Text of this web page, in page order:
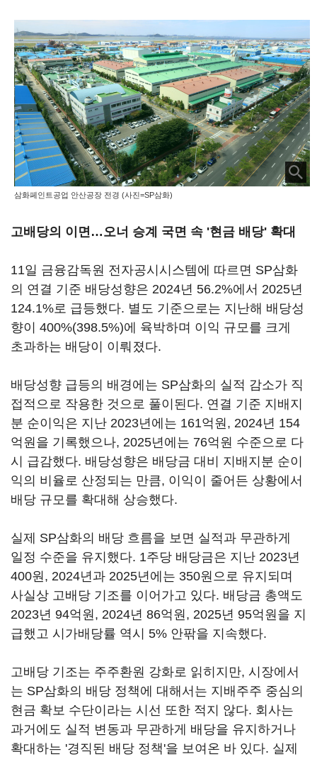
삼화페인트공업 안산공장 전경 (사진=SP삼화)
고배당의 이면…오너 승계 국면 속 '현금 배당' 확대
11일 금융감독원 전자공시시스템에 따르면 SP삼화
의 연결 기준 배당성향은 2024년 56.2%에서 2025년
124.1%로 급등했다. 별도 기준으로는 지난해 배당성
향이 400%(398.5%)에 육박하며 이익 규모를 크게
초과하는 배당이 이뤄졌다.
배당성향 급등의 배경에는 SP삼화의 실적 감소가 직
접적으로 작용한 것으로 풀이된다. 연결 기준 지배지
분 순이익은 지난 2023년에는 161억원, 2024년 154
억원을 기록했으나, 2025년에는 76억원 수준으로 다
시 급감했다. 배당성향은 배당금 대비 지배지분 순이
익의 비율로 산정되는 만큼, 이익이 줄어든 상황에서
배당 규모를 확대해 상승했다.
실제 SP삼화의 배당 흐름을 보면 실적과 무관하게
일정 수준을 유지했다. 1주당 배당금은 지난 2023년
400원, 2024년과 2025년에는 350원으로 유지되며
사실상 고배당 기조를 이어가고 있다. 배당금 총액도
2023년 94억원, 2024년 86억원, 2025년 95억원을 지
급했고 시가배당률 역시 5% 안팎을 지속했다.
고배당 기조는 주주환원 강화로 읽히지만, 시장에서
는 SP삼화의 배당 정책에 대해서는 지배주주 중심의
현금 확보 수단이라는 시선 또한 적지 않다. 회사는
과거에도 실적 변동과 무관하게 배당을 유지하거나
확대하는 '경직된 배당 정책'을 보여온 바 있다. 실제